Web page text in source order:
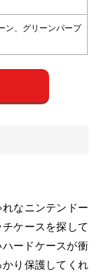
ン、グリーンパープ
なニンテンドー
ケースを探して
ードケースが衝
り保護してくれ